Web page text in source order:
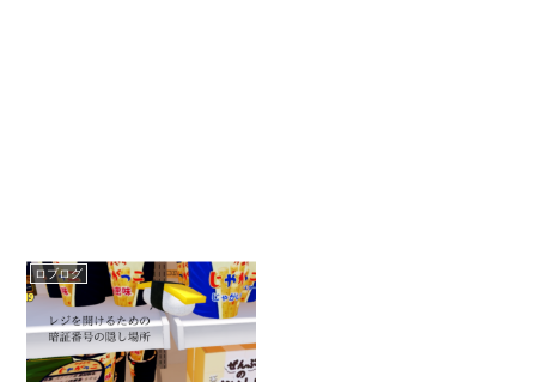
ロブログ